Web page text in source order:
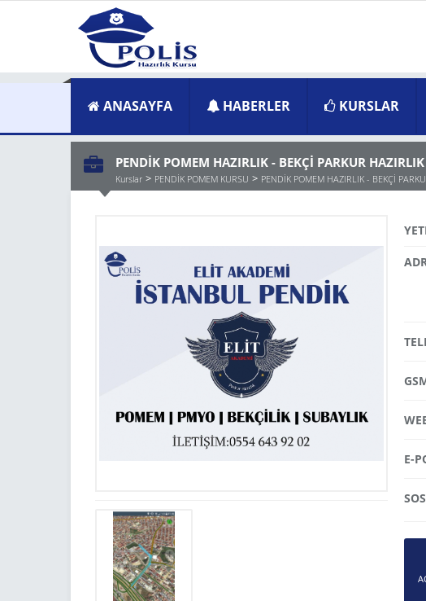
ANASAYFA HABERLER KURSLAR
PENDİK POMEM HAZIRLIK - BEKÇİ PARKUR HAZIRLIK
Kurslar PENDİK POMEM KURSU PENDİK POMEM HAZIRLIK - BEKÇİ
E-